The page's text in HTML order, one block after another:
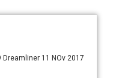
11 NOv 2017